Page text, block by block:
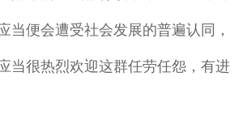
当便会遭受社会发展的普遍认同，
当很热烈欢迎这群任劳任怨，有进